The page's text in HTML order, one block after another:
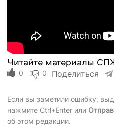
Читайте материалы
0 0 Поделиться
Если вы заметили ошибку,
нажмите Ctrl+Enter или
об этом редакции.